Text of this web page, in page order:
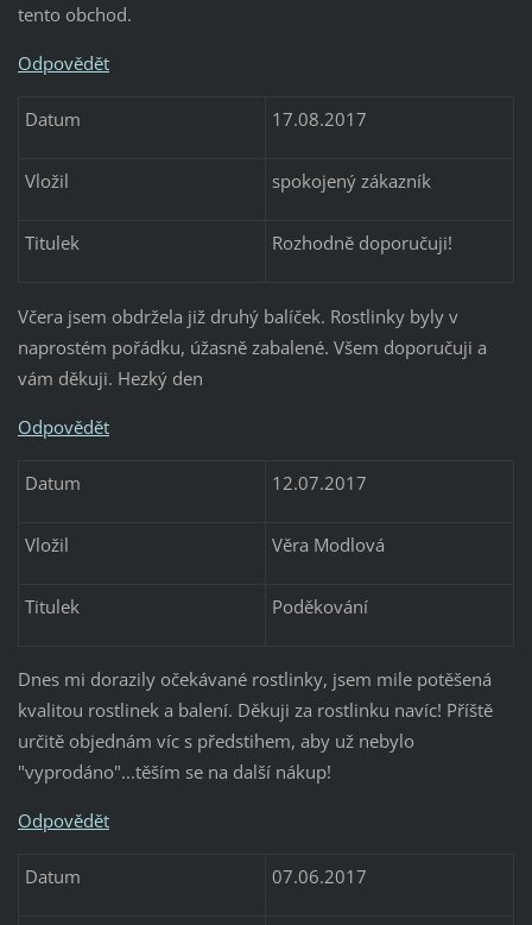
tento obchod.
Odpovědět
Datum 17.08.2017
Vložil spokojený zákazník
Titulek Rozhodně doporučuji!
Včera jsem obdržela již druhý balíček. Rostlinky byly v
naprostém pořádku, úžasně zabalené. Všem doporučuji a
vám děkuji. Hezký den
Odpovědět
Datum 12.07.2017
Vložil Věra Modlová
Titulek Poděkování
Dnes mi dorazily očekávané rostlinky, jsem mile potěšená
kvalitou rostlinek a balení. Děkuji za rostlinku navíc! Příště
určitě objednám víc s předstihem, aby už nebylo
"vyprodáno"...těším se na další nákup!
Odpovědět
Datum 07.06.2017